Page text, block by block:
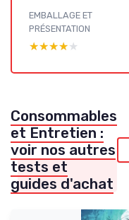
EMBALLAGE ET
PRÉSENTATION
★★★★★
★★★★★
Consommables
et Entretien :
voir nos autres
tests et
guides d'achat